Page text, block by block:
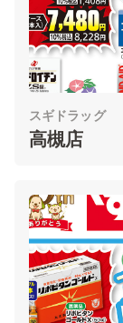
スギドラッグ
高槻店